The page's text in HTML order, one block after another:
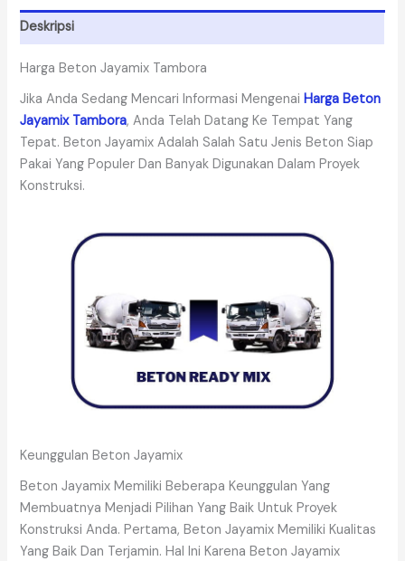
Deskripsi
Harga Beton Jayamix Tambora
Jika Anda Sedang Mencari Informasi MengenaiHarga Beton
Jayamix Tambora, Anda Telah Datang Ke Tempat Yang
Tepat. Beton Jayamix Adalah Salah Satu Jenis Beton Siap
Pakai Yang Populer Dan Banyak Digunakan Dalam Proyek
Konstruksi.
Keunggulan Beton Jayamix
Beton Jayamix Memiliki Beberapa Keunggulan Yang
Membuatnya Menjadi Pilihan Yang Baik Untuk Proyek
Konstruksi Anda. Pertama, Beton Jayamix Memiliki Kualitas
Yang Baik Dan Terjamin. Hal Ini Karena Beton Jayamix